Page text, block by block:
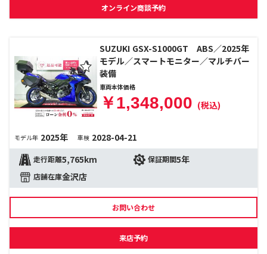
オンライン商談予約
SUZUKI GSX-S1000GT ABS／2025年
モデル／スマートモニター／マルチバー
装備
車両本体価格
￥1,348,000 (税込)
モデル年 2025年 車検 2028-04-21
走行距離5,765km 保証期間5年
店舗在庫金沢店
お問い合わせ
来店予約